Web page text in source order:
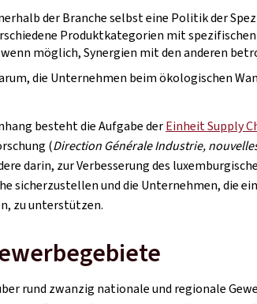
der Branche selbst eine Politik der
Produktkategorien mit
möglich, Synergien mit den anderen
die Unternehmen beim ökologischen
besteht die Aufgabe derEinheit Supply
(Direction Générale Industrie,
darin, zur Verbesserung des
sicherzustellen und die Unternehmen, die
zu unterstützen.
rund zwanzig nationale und regionale